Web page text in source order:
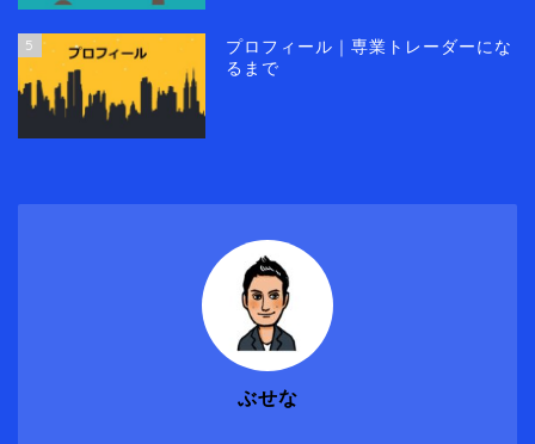
5
プロフィール｜専業トレーダーにな
るまで
ぶせな